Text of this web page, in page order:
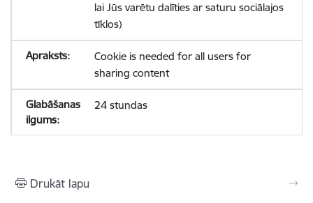
lai Jūs varētu dalīties ar saturu sociālajos
tīklos)
Cookie is needed for all users for
sharing content
24 stundas
Drukāt lapu